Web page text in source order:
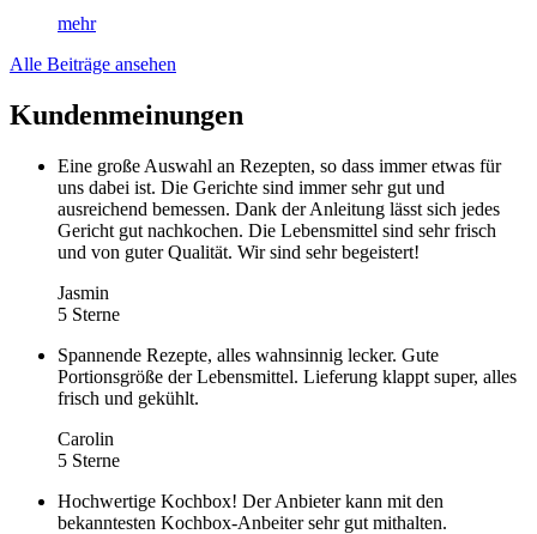
mehr
Alle Beiträge ansehen
Kundenmeinungen
Eine große Auswahl an Rezepten, so dass immer etwas für
uns dabei ist. Die Gerichte sind immer sehr gut und
ausreichend bemessen. Dank der Anleitung lässt sich jedes
Gericht gut nachkochen. Die Lebensmittel sind sehr frisch
und von guter Qualität. Wir sind sehr begeistert!
Jasmin
5 Sterne
Spannende Rezepte, alles wahnsinnig lecker. Gute
Portionsgröße der Lebensmittel. Lieferung klappt super, alles
frisch und gekühlt.
Carolin
5 Sterne
Hochwertige Kochbox! Der Anbieter kann mit den
bekanntesten Kochbox-Anbeiter sehr gut mithalten.